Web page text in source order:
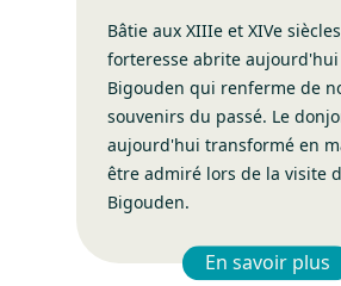
Bâtie aux XIIIe et XIVe
forteresse abrite aujourd'hui
Bigouden qui renferme de
souvenirs du passé. Le
aujourd'hui transformé en
être admiré lors de la visite
Bigouden.
En savoir plus
–